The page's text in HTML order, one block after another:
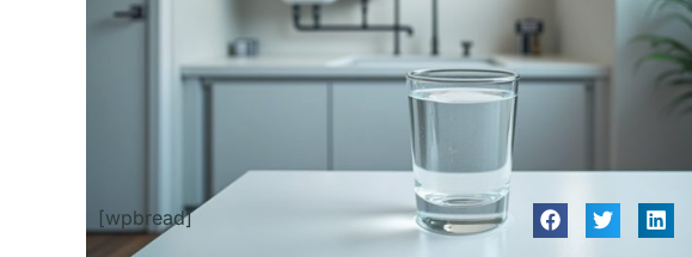
[wpbread]